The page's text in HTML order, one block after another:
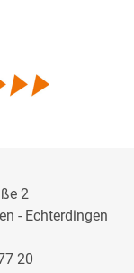
2
- Echterdingen
20